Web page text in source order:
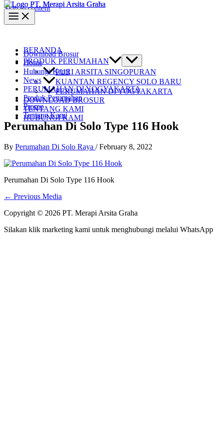
Skip to content
BERANDA
PRODUK PERUMAHAN
PURI ARSITA SINGOPURAN
KUANTAN REGENCY SOLO BARU
PERUMAHAN DI YOGYAKARTA
DOWNLOAD BROSUR
TENTANG KAMI
HUBUNGI KAMI
Download Brosur
Home
Hubungi Kami
News
PERUMAHAN DI YOGYAKARTA
Produk Perumahan
Promo
Tentang Kami
Perumahan Di Solo Type 116 Hook
By Perumahan Di Solo Raya /February 8, 2022
Perumahan Di Solo Type 116 Hook
← Previous Media
Copyright © 2026 PT. Merapi Arsita Graha
Silakan klik marketing kami untuk menghubungi melalui WhatsApp